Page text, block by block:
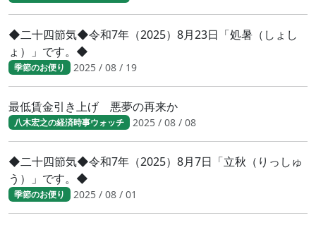
◆二十四節気◆令和7年（2025）8月23日「処暑（しょし
ょ）」です。◆
季節のお便り 2025 / 08 / 19
最低賃金引き上げ 悪夢の再来か
八木宏之の経済時事ウォッチ 2025 / 08 / 08
◆二十四節気◆令和7年（2025）8月7日「立秋（りっしゅ
う）」です。◆
季節のお便り 2025 / 08 / 01